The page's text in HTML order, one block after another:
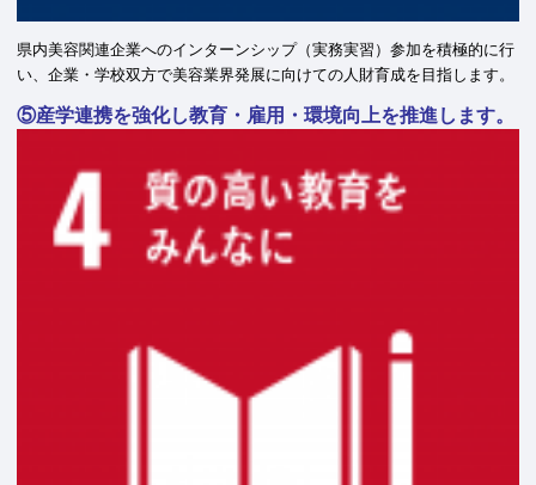
県内美容関連企業へのインターンシップ（実務実習）参加を積極的に行
い、企業・学校双方で美容業界発展に向けての人財育成を目指します。
⑤産学連携を強化し教育・雇用・環境向上を推進します。